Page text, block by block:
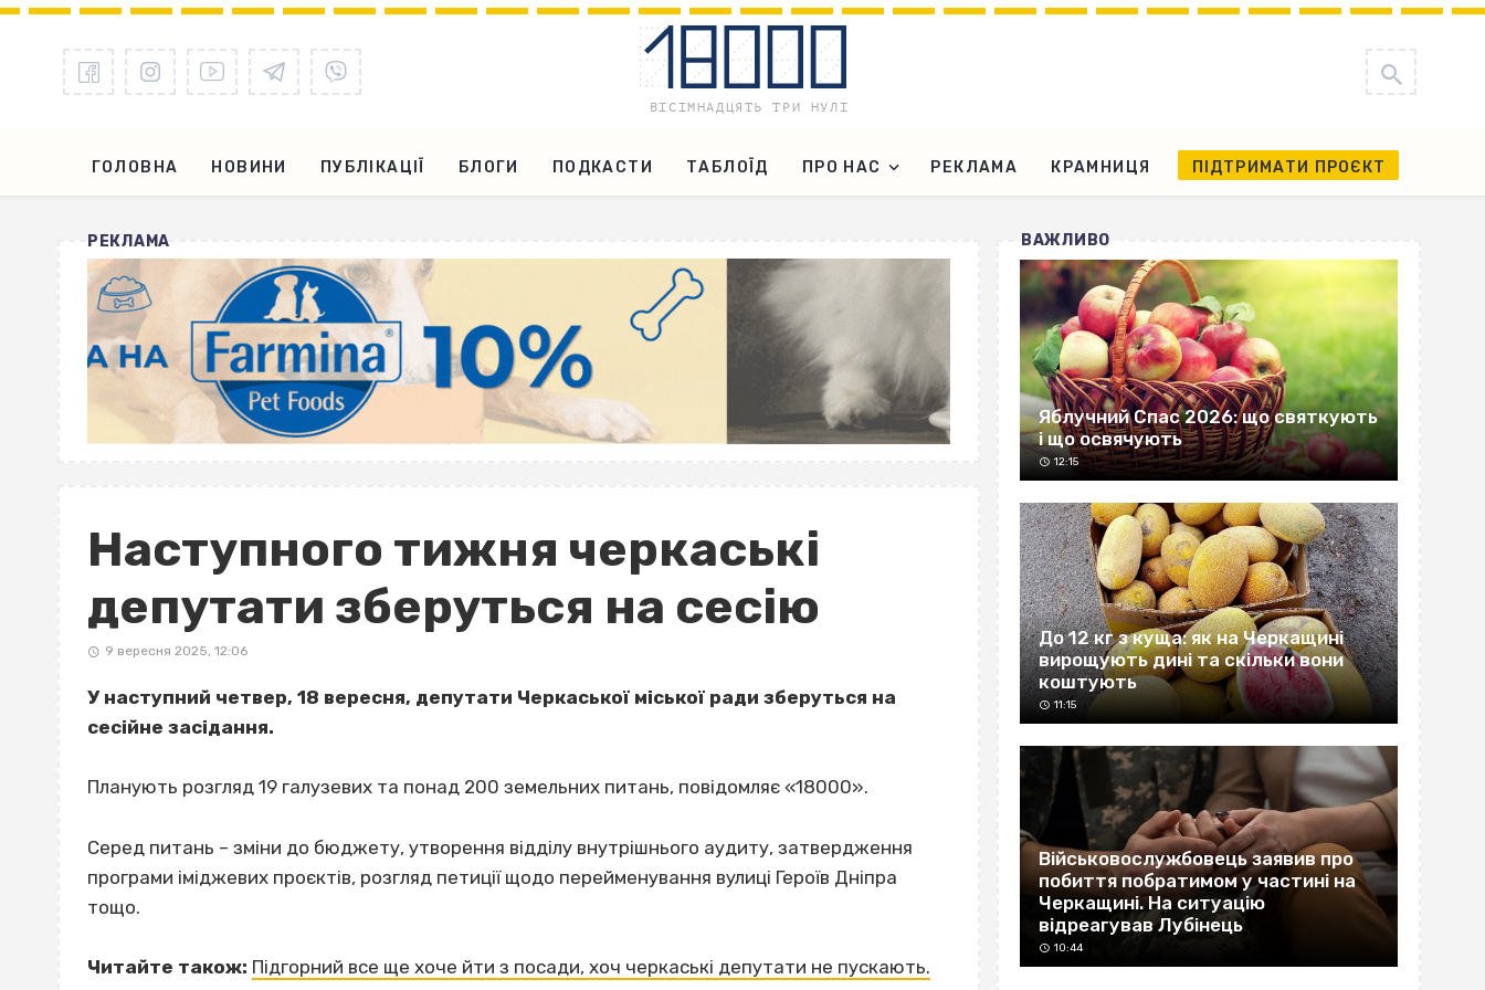
ГОЛОВНА НОВИНИ ПУБЛІКАЦІЇ БЛОГИ ПОДКАСТИ ТАБЛОЇД ПРО НАС РЕКЛАМА КРАМНИЦЯ ПІДТРИМАТИ ПРОЄКТ
РЕКЛАМА
Наступного тижня черкаські
депутати зберуться на сесію
9 вересня 2025, 12:06
У наступний четвер, 18 вересня, депутати Черкаської міської ради зберуться на
сесійне засідання.
Планують розгляд 19 галузевих та понад 200 земельних питань, повідомляє «18000».
Серед питань – зміни до бюджету, утворення відділу внутрішнього аудиту, затвердження
програми іміджевих проєктів, розгляд петиції щодо перейменування вулиці Героїв Дніпра
тощо.
Читайте також: Підгорний все ще хоче йти з посади, хоч черкаські депутати не пускають.
ВАЖЛИВО
Яблучний Спас 2026: що святкують
і що освячують
12:15
До 12 кг з куща: як на Черкащині
вирощують дині та скільки вони
коштують
11:15
Військовослужбовець заявив про
побиття побратимом у частині на
Черкащині. На ситуацію
відреагував Лубінець
10:44